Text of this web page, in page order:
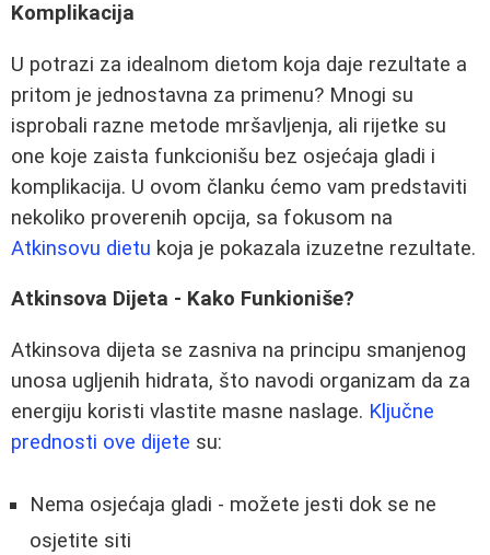
Komplikacija
U potrazi za idealnom dietom koja daje rezultate a
pritom je jednostavna za primenu? Mnogi su
isprobali razne metode mršavljenja, ali rijetke su
one koje zaista funkcionišu bez osjećaja gladi i
komplikacija. U ovom članku ćemo vam predstaviti
nekoliko proverenih opcija, sa fokusom na
Atkinsovu dietu koja je pokazala izuzetne rezultate.
Atkinsova Dijeta - Kako Funkioniše?
Atkinsova dijeta se zasniva na principu smanjenog
unosa ugljenih hidrata, što navodi organizam da za
energiju koristi vlastite masne naslage. Ključne
prednosti ove dijete su:
Nema osjećaja gladi - možete jesti dok se ne
osjetite siti